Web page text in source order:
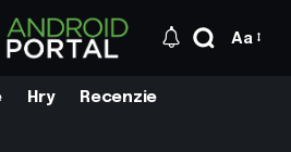
Aa
Hry Recenzie